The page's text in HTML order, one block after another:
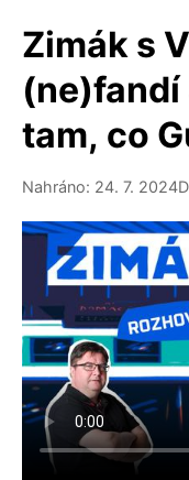
Zimák s
(ne)fandí
tam, co
Nahráno: 24. 7. 2024